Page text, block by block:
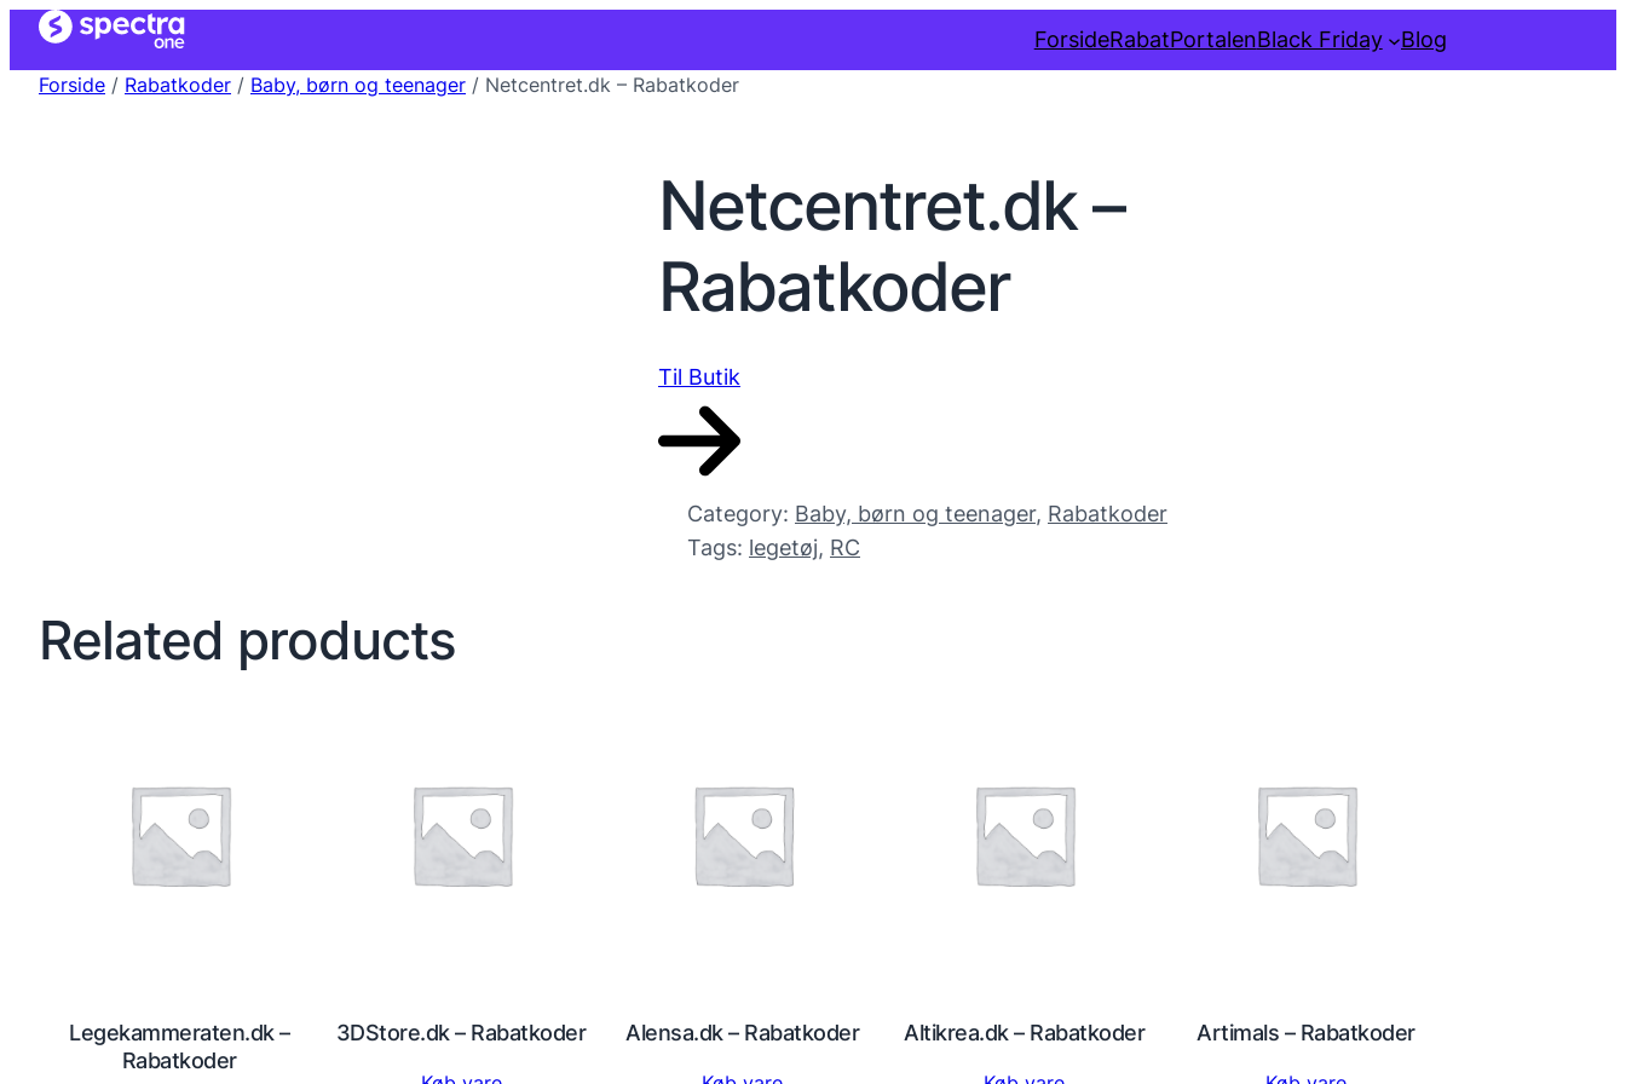
ForsideRabatPortalenBlack Friday Blog
Forside / Rabatkoder / Baby, børn og teenager / Netcentret.dk – Rabatkoder
Netcentret.dk –
Rabatkoder
Til Butik
Category: Baby, børn og teenager, Rabatkoder
Tags: legetøj, RC
Related products
Legekammeraten.dk –
Rabatkoder
3DStore.dk – Rabatkoder Alensa.dk – Rabatkoder Altikrea.dk – Rabatkoder Artimals – Rabatkoder